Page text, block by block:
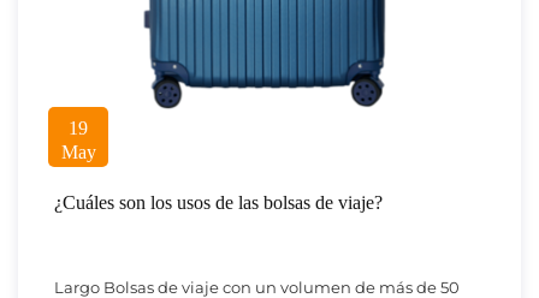
19
May
¿Cuáles son los usos de las bolsas de viaje?
Largo Bolsas de viaje con un volumen de más de 50